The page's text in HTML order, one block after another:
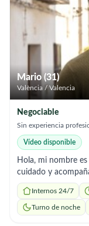
por la vocacion al
cuido un cuerpo
holistico en el que
humana y
Mario (31)
València / Valencia
Negociable
Sin experiencia
Vídeo disponible
Hola, mi nombre es Mario. Ofrezco mis
cuidado y
persona seria,
Servicios que ofrezco: ✔️ Aseo e higiene personal ✔️
la movilidad ✔️ Preparación de comidas y control de rutinas
Internos 24/7
Turno de noche